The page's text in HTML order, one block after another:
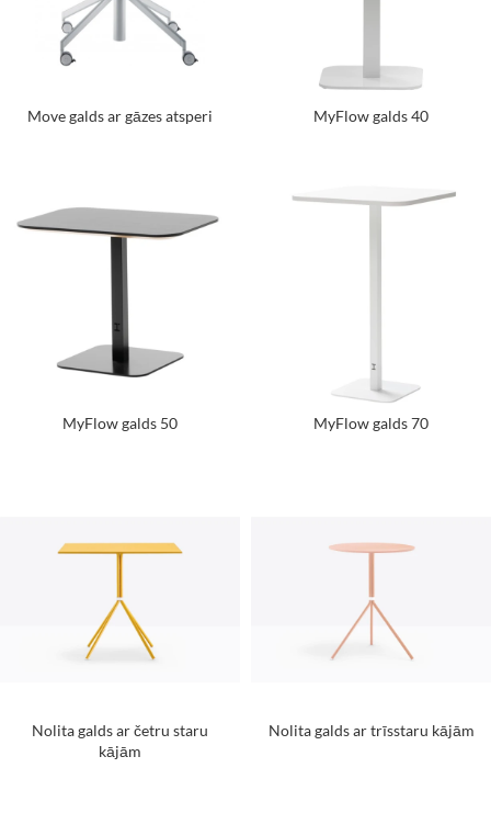
Move galds ar gāzes atsperi MyFlow galds 40
MyFlow galds 50 MyFlow galds 70
Nolita galds ar četru staru
kājām
Nolita galds ar trīsstaru kājām